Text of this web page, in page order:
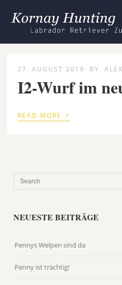
27. AUGUST 2019 BY
I2-Wurf im
READ MORE ›
NEUESTE BEITRÄGE
Pennys Welpen sind da
Penny ist trächtig!